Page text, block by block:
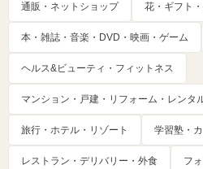
通販・ネットショップ 花・ギフト
本・雑誌・音楽・DVD・映画・ゲーム
ヘルス&ビューティ・フィットネス
マンション・戸建・リフォーム・レンタ
旅行・ホテル・リゾート 学習塾・
レストラン・デリバリー・外食 フ